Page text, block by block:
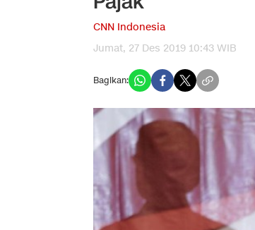
CNN Indonesia
Jumat, 27 Des 2019 10:43 WIB
Bagikan: